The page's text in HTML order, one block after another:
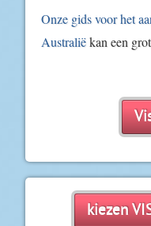
Onze gids voor het
Australiëkan een
kiezen